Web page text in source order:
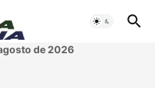
de 2026